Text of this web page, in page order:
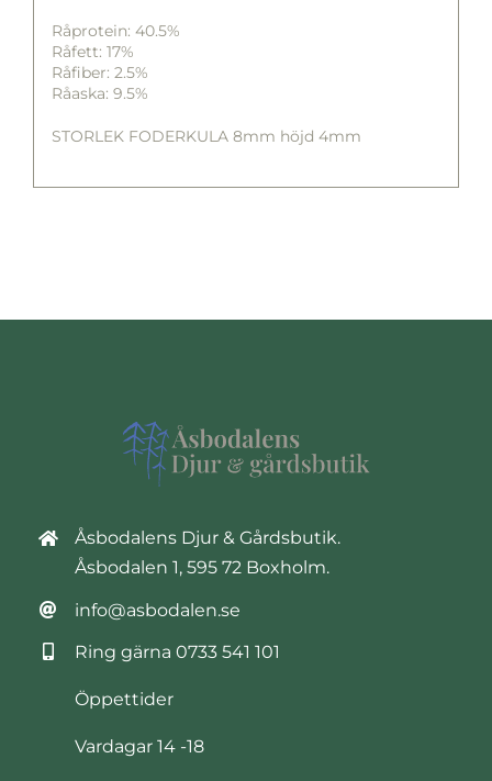
Råprotein: 40.5%
Råfett: 17%
Råfiber: 2.5%
Råaska: 9.5%
STORLEK FODERKULA 8mm höjd 4mm
Åsbodalens Djur & Gårdsbutik.
Åsbodalen 1, 595 72 Boxholm.
info@asbodalen.se
Ring gärna 0733 541 101
Öppettider
Vardagar 14 -18